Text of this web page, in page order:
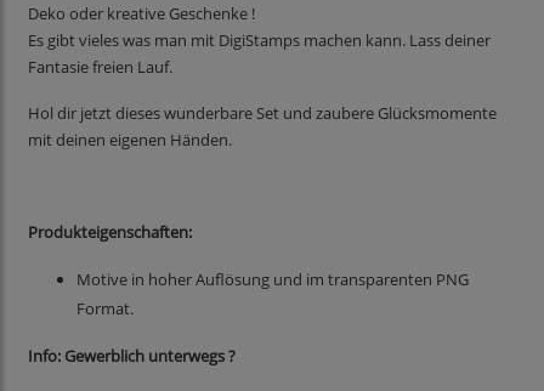
Deko oder kreative Geschenke !
Es gibt vieles was man mit DigiStamps machen kann. Lass deiner
Fantasie freien Lauf.
Hol dir jetzt dieses wunderbare Set und zaubere Glücksmomente
mit deinen eigenen Händen.
Produkteigenschaften:
Motive in hoher Auflösung und im transparenten PNG
Format.
Info: Gewerblich unterwegs ?